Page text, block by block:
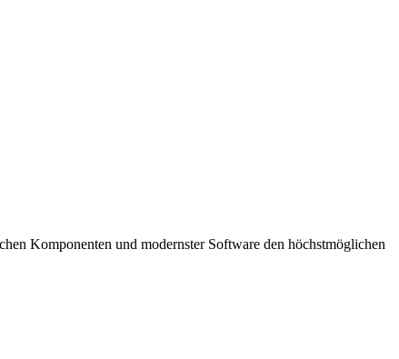
Komponenten und modernster Software den höchstmöglichen